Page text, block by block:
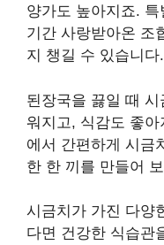
양가도 높아지죠.
기간 사랑받아온 조
지 챙길 수 있습니다.
된장국을 끓일 때
워지고, 식감도 좋
에서 간편하게 시금
한 한 끼를 만들어
시금치가 가진 다양
다면 건강한 식습관